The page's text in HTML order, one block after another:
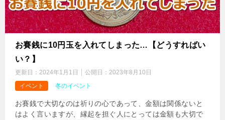
お賽銭に10円玉を入れてしまった…【どうすればい
い？】
更新日： 2024年1月1日 公開日： 2023年8月10日
イベント
冬のイベント
お賽銭で大切なのは祈りの心であって、金額は関係ないと
はよく言いますが、縁起を担ぐ人にとっては金額も大切で